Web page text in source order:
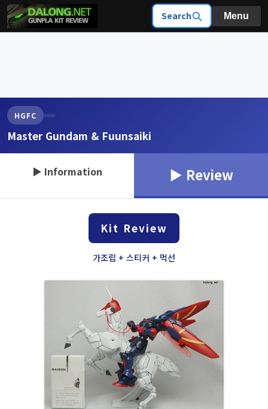
Search Menu
HGFC
Master Gundam & Fuunsaiki
▶ Information ▶ Review
Kit Review
가조립 + 스티커 + 먹선